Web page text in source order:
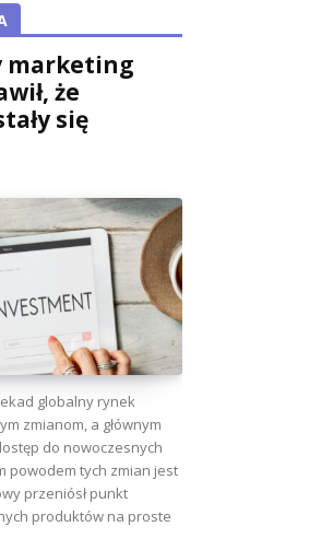
marketing
że
się
globalny rynek
zmianom, a głównym
do nowoczesnych
powodem tych zmian jest
przeniósł punkt
produktów na proste